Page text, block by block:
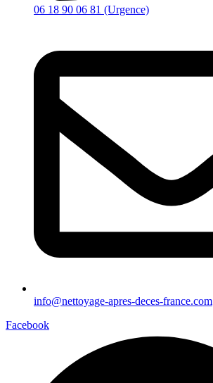
06 18 90 06 81 (Urgence)
info@nettoyage-apres-deces-france.com
Facebook